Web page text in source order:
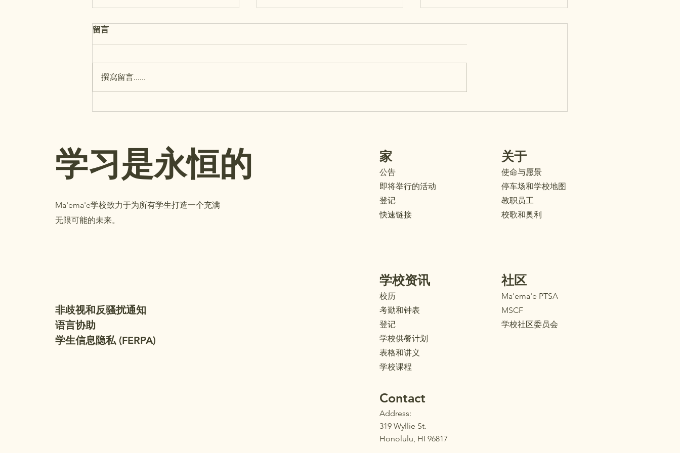
温馨提示：玛埃玛埃小学开放
月29日）举行。 开放日主要面向
件夹，里面装有重要的信息和需要
填写审查的表格。请查看以下详细
信息。我们非常期待您的到来！
教室安排： 教室分配名单已张贴
在学校办公室门外。（办公室开放
留言
撰寫留言......
学习是永恒的
Ma'ema'e学校致力于为所有学生打造一个充满
无限可能的未来。
非歧视和反骚扰通知
语言协助
学生信息隐私 (FERPA)
家
公告
即将举行的活动
登记
快速链接
关于
使命与愿景
停车场和学校地图
教职员工
校歌和奥利
学校资讯
校历
考勤和钟表
登记
学校供餐计划
表格和讲义
学校课程
社区
Ma'ema'e PTSA
MSCF
学校社区委员会
Contact
Address:
319 Wyllie St.
Honolulu, HI 96817